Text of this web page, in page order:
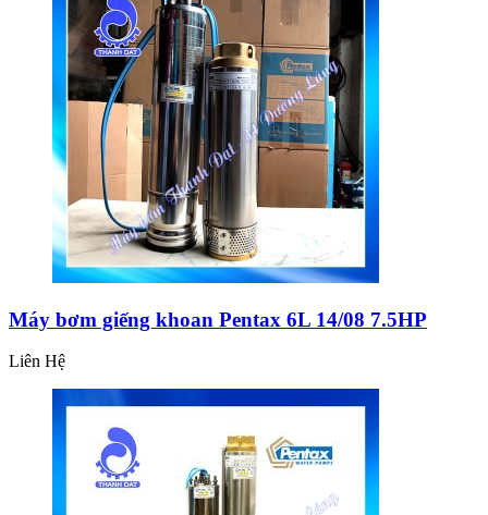
Máy bơm giếng khoan Pentax 6L 14/08 7.5HP
Liên Hệ